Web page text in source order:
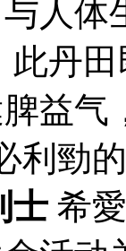
人
此丹
益
利勁
士 希